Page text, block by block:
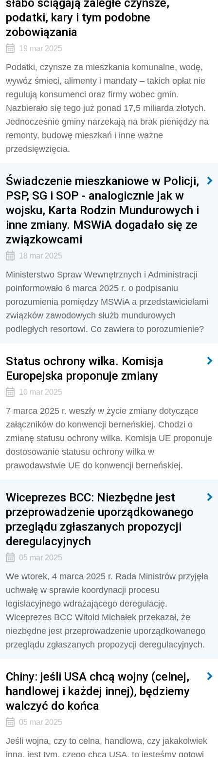
podatki, kary i tym podobne
zobowiązania
19 mar 2025
Podatki, czynsze za mieszkania komunalne, wodę,
wywóz śmieci, alimenty i mandaty – takich opłat nie
regulują konsumenci oraz firmy wobec gmin.
Nazbierało się tego już ponad 17,5 miliarda złotych.
Jednocześnie gminy narzekają na brak pieniędzy na
remonty, budowę mieszkań i inne ważne
przedsięwzięcia.
Świadczenie mieszkaniowe w Policji,
PSP, SG i SOP - analogicznie jak w
wojsku, Karta Rodzin Mundurowych i
inne zmiany. MSWiA dogadało się ze
związkowcami
18 mar 2025
Ministerstwo Spraw Wewnętrznych i Administracji
poinformowało 6 marca 2025 r. o podpisaniu
porozumienia pomiędzy MSWiA a przedstawicielami
związków zawodowych służb mundurowych
podległych resortowi. Co zawiera to porozumienie?
Status ochrony wilka. Komisja
Europejska proponuje zmiany
10 mar 2025
7 marca 2025 r. weszły w życie zmiany dotyczące
załączników do konwencji berneńskiej. Chodzi o
zmianę statusu ochrony wilka. Komisja UE proponuje
dostosowanie statusu ochrony wilka w
prawodawstwie UE do konwencji berneńskiej.
Wiceprezes BCC: Niezbędne jest
przeprowadzenie uporządkowanego
przeglądu zgłaszanych propozycji
deregulacyjnych
05 mar 2025
We wtorek, 4 marca 2025 r. Rada Ministrów przyjęła
uchwałę w sprawie koordynacji procesu
legislacyjnego wdrażającego deregulację.
Wiceprezes BCC Witold Michałek przekazał, że
niezbędne jest przeprowadzenie uporządkowanego
przeglądu zgłaszanych propozycji deregulacyjnych.
Chiny: jeśli USA chcą wojny (celnej,
handlowej i każdej innej), będziemy
walczyć do końca
05 mar 2025
Jeśli wojna, czy to celna, handlowa, czy jakakolwiek
inna, jest tym, czego chcą USA, to jesteśmy gotowi